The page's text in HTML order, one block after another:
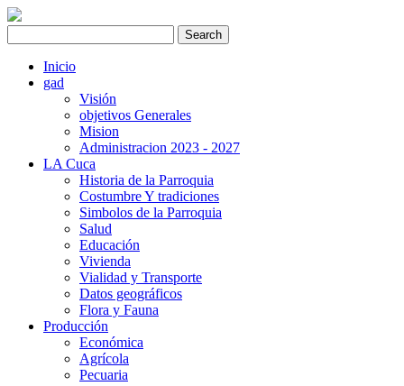
Inicio
gad
Visión
objetivos Generales
Mision
Administracion 2023 - 2027
LA Cuca
Historia de la Parroquia
Costumbre Y tradiciones
Simbolos de la Parroquia
Salud
Educación
Vivienda
Vialidad y Transporte
Datos geográficos
Flora y Fauna
Producción
Económica
Agrícola
Pecuaria